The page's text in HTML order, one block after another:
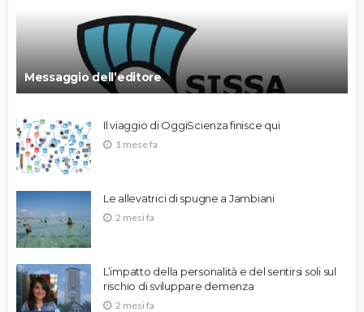
Messaggio dell’editore
Il viaggio di OggiScienza finisce qui
1 mese fa
Le allevatrici di spugne a Jambiani
2 mesi fa
L’impatto della personalità e del sentirsi soli sul
rischio di sviluppare demenza
2 mesi fa